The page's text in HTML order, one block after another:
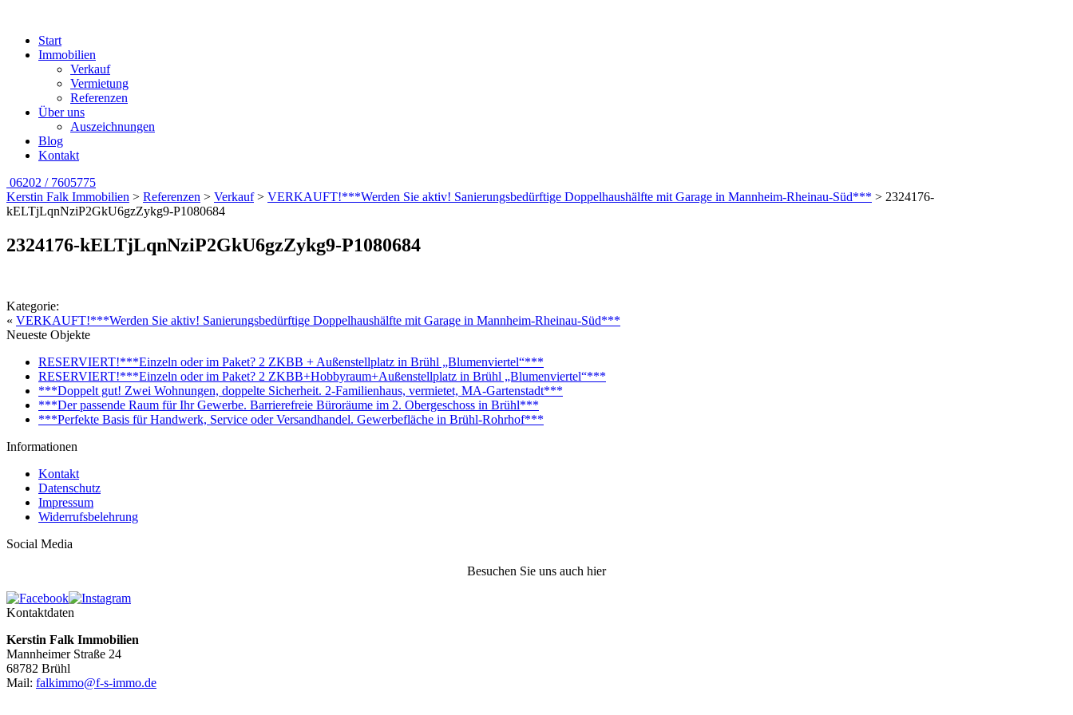
Start
Immobilien
Verkauf
Vermietung
Referenzen
Über uns
Auszeichnungen
Blog
Kontakt
06202 / 7605775
Kerstin Falk Immobilien > Referenzen > Verkauf> VERKAUFT!***Werden Sie aktiv! Sanierungsbedürftige Doppelhaushälfte mit Garage in Mannheim-Rheinau-Süd*** > 2324176-
kELTjLqnNziP2GkU6gzZykg9-P1080684
2324176-kELTjLqnNziP2GkU6gzZykg9-P1080684
Kategorie:
« VERKAUFT!***Werden Sie aktiv! Sanierungsbedürftige Doppelhaushälfte mit Garage in Mannheim-Rheinau-Süd***
Neueste Objekte
RESERVIERT!***Einzeln oder im Paket? 2 ZKBB + Außenstellplatz in Brühl „Blumenviertel“***
RESERVIERT!***Einzeln oder im Paket? 2 ZKBB+Hobbyraum+Außenstellplatz in Brühl „Blumenviertel“***
***Doppelt gut! Zwei Wohnungen, doppelte Sicherheit. 2-Familienhaus, vermietet, MA-Gartenstadt***
***Der passende Raum für Ihr Gewerbe. Barrierefreie Büroräume im 2. Obergeschoss in Brühl***
***Perfekte Basis für Handwerk, Service oder Versandhandel. Gewerbefläche in Brühl-Rohrhof***
Informationen
Kontakt
Datenschutz
Impressum
Widerrufsbelehrung
Social Media
Besuchen Sie uns auch hier
Kontaktdaten
Kerstin Falk Immobilien
Mannheimer Straße 24
68782 Brühl
Mail: falkimmo@f-s-immo.de